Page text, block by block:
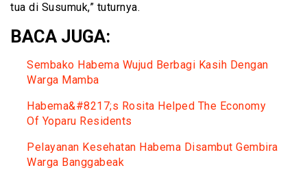
tua di Susumuk,” tuturnya.
BACA JUGA:
Sembako Habema Wujud Berbagi Kasih Dengan
Warga Mamba
Habema&#8217;s Rosita Helped The Economy
Of Yoparu Residents
Pelayanan Kesehatan Habema Disambut Gembira
Warga Banggabeak